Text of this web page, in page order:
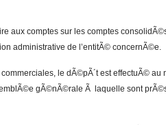
aux comptes sur les comptes
administrative de l’entitÃ© concernÃ©e.
le dÃ©pÃ´t est effectuÃ© au
gÃ©nÃ©rale Ã laquelle sont